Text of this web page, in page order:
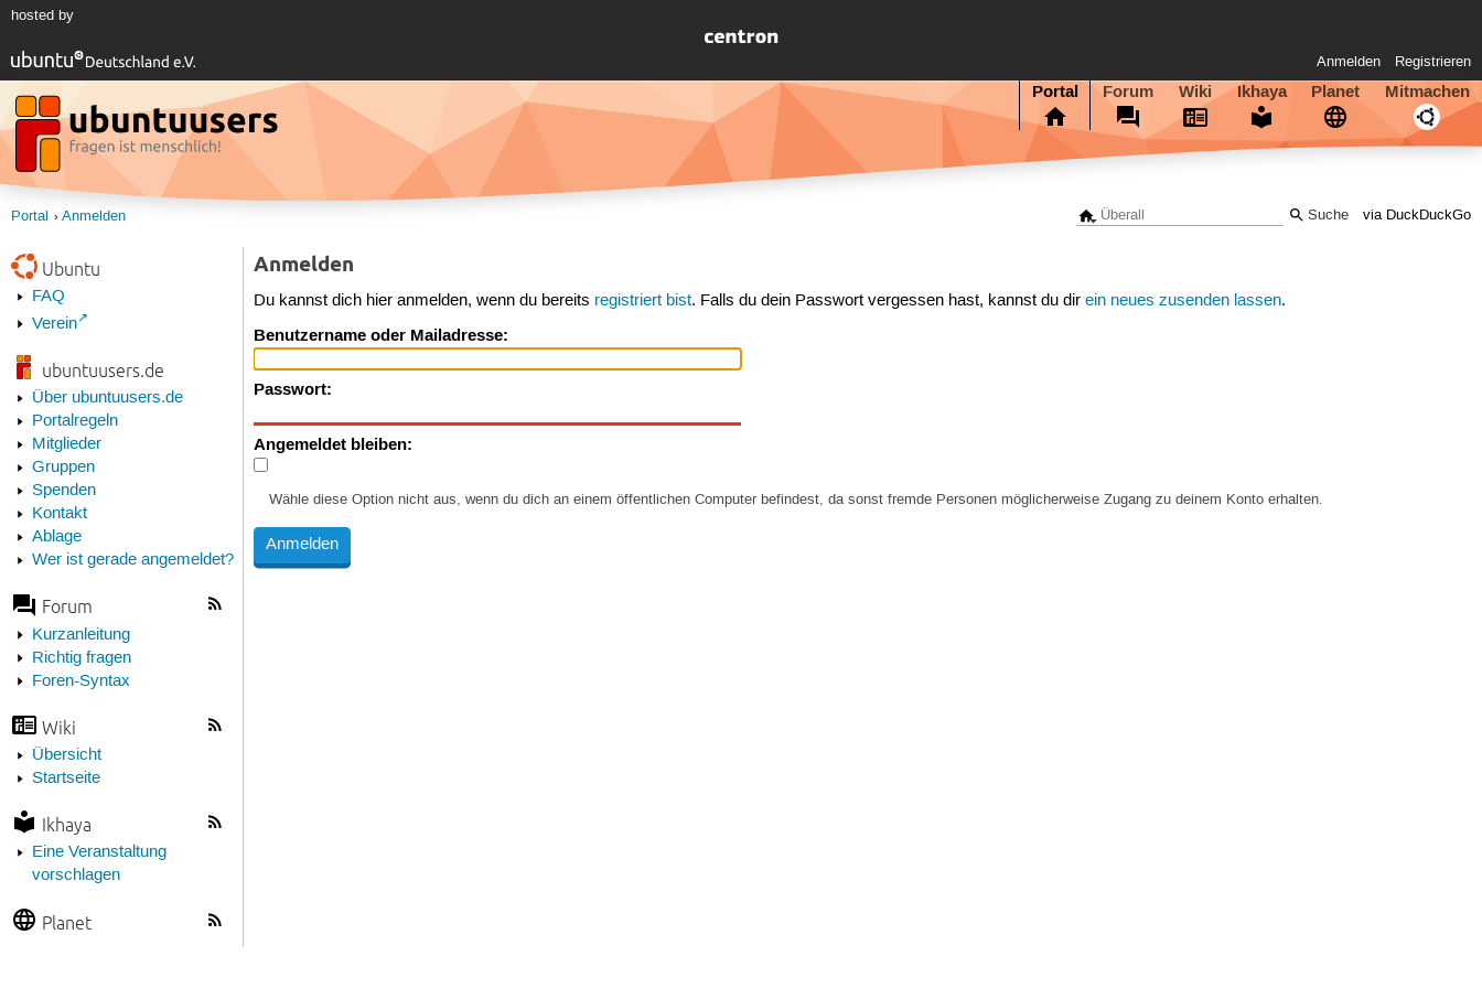
hosted by
Anmelden Registrieren
Portal Forum Wiki Ikhaya Planet Mitmachen
via DuckDuckGo
Portal Anmelden
Ubuntu
FAQ
Verein
ubuntuusers.de
Über ubuntuusers.de
Portalregeln
Mitglieder
Gruppen
Spenden
Kontakt
Ablage
Wer ist gerade angemeldet?
Forum
Kurzanleitung
Richtig fragen
Foren-Syntax
Wiki
Übersicht
Startseite
Ikhaya
Eine Veranstaltung
vorschlagen
Planet
Anmelden
Du kannst dich hier anmelden, wenn du bereits registriert bist. Falls du dein Passwort vergessen hast, kannst du direin neues zusenden lassen.
Benutzername oder Mailadresse:
Passwort:
Angemeldet bleiben:
Wähle diese Option nicht aus, wenn du dich an einem öffentlichen Computer befindest, da sonst fremde Personen möglicherweise Zugang zu deinem Konto erhalten.